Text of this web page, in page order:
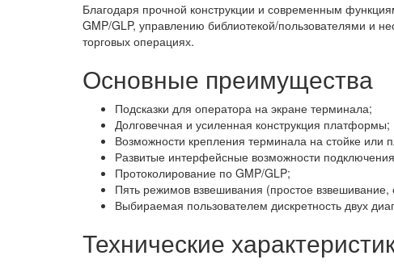
Благодаря прочной конструкции и современным
GMP/GLP, управлению библиотекой/пользователями и
торговых операциях.
Основные преимущества
Подсказки для оператора на экране терминала;
Долговечная и усиленная конструкция платформы;
Возможности крепления терминала на стойке или
Развитые интерфейсные возможности
Протоколирование по GMP/GLP;
Пять режимов взвешивания (простое
Выбираемая пользователем дискретность двух
Технические